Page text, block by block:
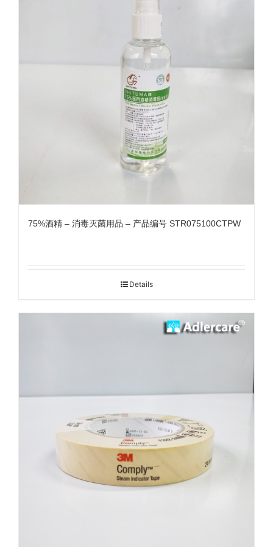
75%酒精 – 消毒灭菌用品 – 产品编号 STR075100CTPW
Details